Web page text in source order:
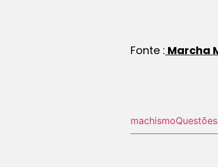
Fonte : Marcha
machismo